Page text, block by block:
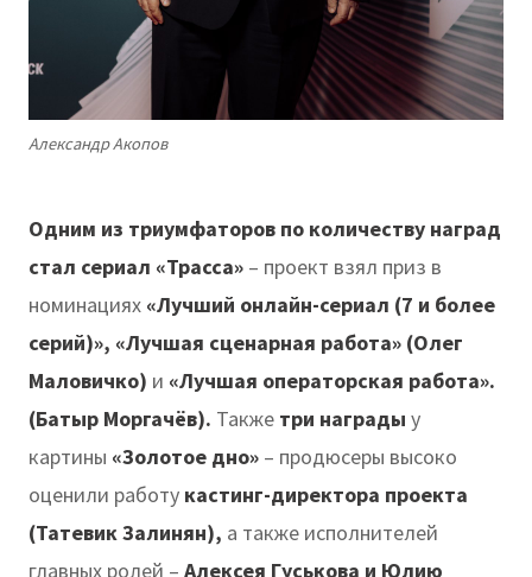
Александр Акопов
Одним из триумфаторов по количеству наград
стал сериал «Трасса» – проект взял приз в
номинациях «Лучший онлайн-сериал (7 и более
серий)», «Лучшая сценарная работа» (Олег
Маловичко) и «Лучшая операторская работа».
(Батыр Моргачёв). Также три награды у
картины «Золотое дно» – продюсеры высоко
оценили работу кастинг-директора проекта
(Татевик Залинян), а также исполнителей
главных ролей – Алексея Гуськова и Юлию